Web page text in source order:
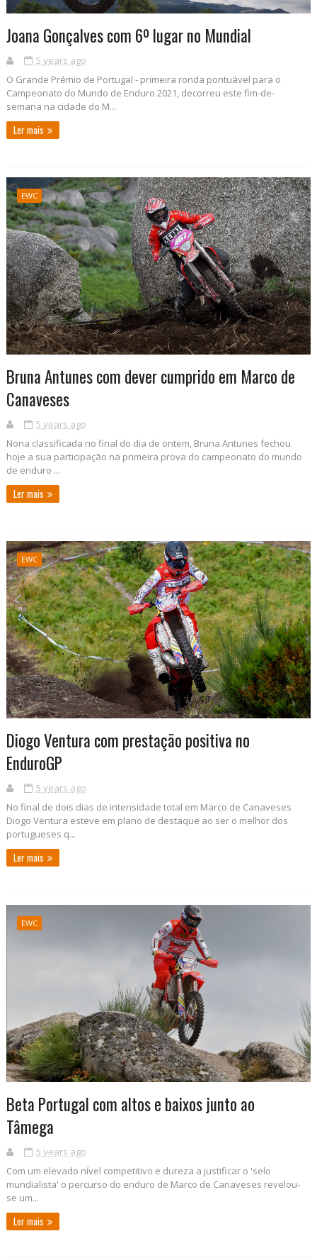
Joana Gonçalves com 6º lugar no Mundial
5 years ago
O Grande Prémio de Portugal - primeira ronda pontuável para o
Campeonato do Mundo de Enduro 2021, decorreu este fim-de-
semana na cidade do M...
Ler mais
EWC
Bruna Antunes com dever cumprido em Marco de
Canaveses
5 years ago
Nona classificada no final do dia de ontem, Bruna Antunes fechou
hoje a sua participação na primeira prova do campeonato do mundo
de enduro ...
Ler mais
EWC
Diogo Ventura com prestação positiva no
EnduroGP
5 years ago
No final de dois dias de intensidade total em Marco de Canaveses
Diogo Ventura esteve em plano de destaque ao ser o melhor dos
portugueses q...
Ler mais
EWC
Beta Portugal com altos e baixos junto ao
Tâmega
5 years ago
Com um elevado nível competitivo e dureza a justificar o 'selo
mundialista' o percurso do enduro de Marco de Canaveses revelou-
se um...
Ler mais